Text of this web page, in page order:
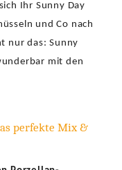
Ihr Sunny Day
und Co nach
nur das: Sunny
mit den
perfekte Mix &